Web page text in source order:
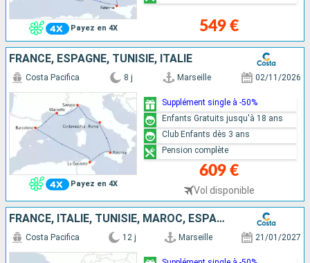
Payez en 4X 549 €
FRANCE, ESPAGNE, TUNISIE, ITALIE
Payez en 4X
Costa Pacifica 8 j Marseille 02/11/2026
609 €
Vol disponible
Supplément single à -50%
Enfants Gratuits jusqu'à 18 ans
Club Enfants dès 3 ans
Pension complète
FRANCE, ITALIE, TUNISIE, MAROC, ESPAGNE
Costa Pacifica 12 j Marseille 21/01/2027